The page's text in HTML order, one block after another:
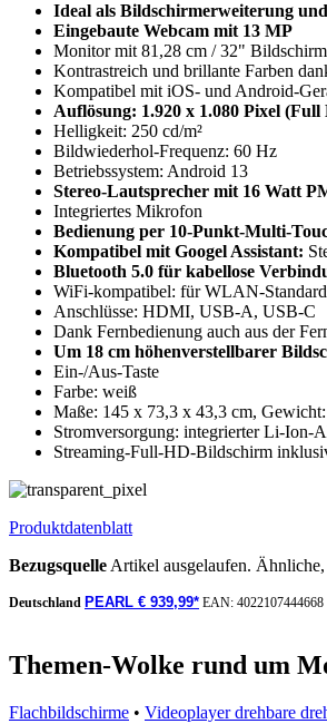
Ideal als Bildschirmerweiterung
Eingebaute Webcam mit 13 MP
Monitor mit 81,28 cm / 32"
Kontrastreich und brillante Farben
Kompatibel mit iOS- und Android-
Auflösung: 1.920 x 1.080 Pixel (Full
Helligkeit: 250 cd/m²
Bildwiederhol-Frequenz: 60 Hz
Betriebssystem: Android 13
Stereo-Lautsprecher mit 16 Watt
Integriertes Mikrofon
Bedienung per 10-Punkt-Multi-
Kompatibel mit Googel Assistant:
Bluetooth 5.0 für kabellose
WiFi-kompatibel: für WLAN-
Anschlüsse: HDMI, USB-A, USB-C
Dank Fernbedienung auch aus der
Um 18 cm höhenverstellbarer
Ein-/Aus-Taste
Farbe: weiß
Maße: 145 x 73,3 x 43,3 cm,
Stromversorgung: integrierter Li-Ion-
Streaming-Full-HD-Bildschirm
Produktdatenblatt
Bezugsquelle Artikel ausgelaufen.
Deutschland PEARL € 939,99* EAN: 4022107444668
Themen-Wolke rund um
Flachbildschirme • Videoplayer drehbare